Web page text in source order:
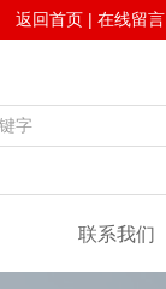
返回首页 | 在线留言
联系我们